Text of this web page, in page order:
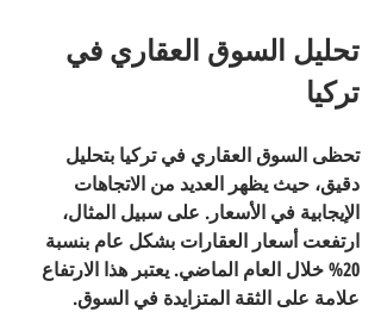
تحليل السوق العقاري في
تركيا
تحظى السوق العقاري في تركيا بتحليل
دقيق، حيث يظهر العديد من الاتجاهات
الإيجابية في الأسعار. على سبيل المثال،
ارتفعت أسعار العقارات بشكل عام بنسبة
20% خلال العام الماضي. يعتبر هذا الارتفاع
علامة على الثقة المتزايدة في السوق.